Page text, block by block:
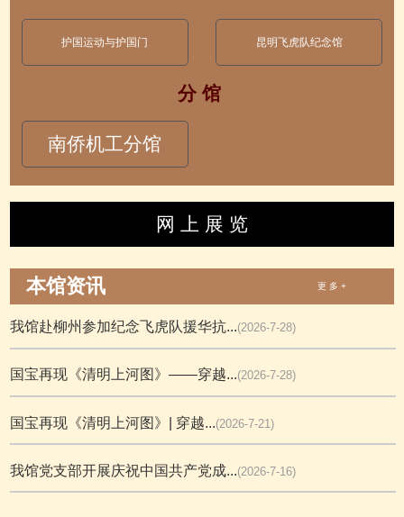
护国运动与护国门 昆明飞虎队纪念馆
分 馆
南侨机工分馆
网 上 展 览
本馆资讯 更 多 +
我馆赴柳州参加纪念飞虎队援华抗...(2026-7-28)
国宝再现《清明上河图》——穿越...(2026-7-28)
国宝再现《清明上河图》| 穿越...(2026-7-21)
我馆党支部开展庆祝中国共产党成...(2026-7-16)